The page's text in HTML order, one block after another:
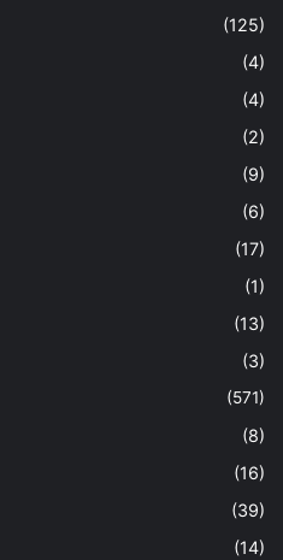
(125)
(4)
(4)
(2)
(9)
(6)
(17)
(1)
(13)
(3)
(571)
(8)
(16)
(39)
(14)